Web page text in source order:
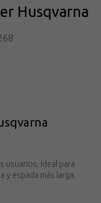
Husqvarna
usuarios, ideal para
y espada más larga.